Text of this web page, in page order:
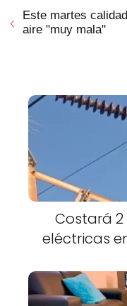
Este martes
aire "muy mala"
Costará
eléctricas